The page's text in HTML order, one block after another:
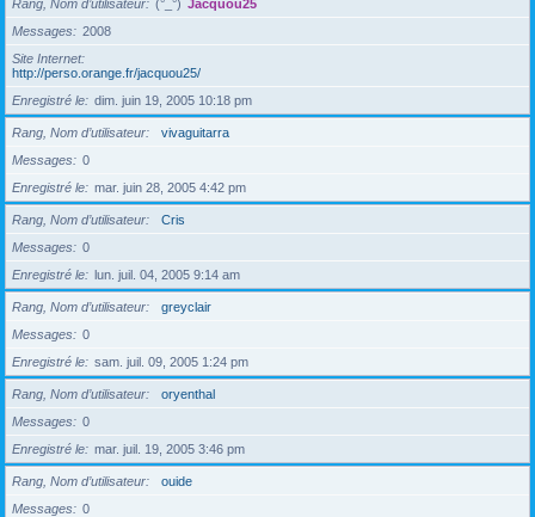
Rang, Nom d’utilisateur (°_°) Jacquou25
Messages
2008
Site Internet
http://perso.orange.fr/jacquou25/
Enregistré le
dim. juin 19, 2005 10:18 pm
Rang, Nom d’utilisateur
vivaguitarra
Messages
0
Enregistré le
mar. juin 28, 2005 4:42 pm
Rang, Nom d’utilisateur
Cris
Messages
0
Enregistré le
lun. juil. 04, 2005 9:14 am
Rang, Nom d’utilisateur
greyclair
Messages
0
Enregistré le
sam. juil. 09, 2005 1:24 pm
Rang, Nom d’utilisateur
oryenthal
Messages
0
Enregistré le
mar. juil. 19, 2005 3:46 pm
Rang, Nom d’utilisateur
ouide
Messages
0